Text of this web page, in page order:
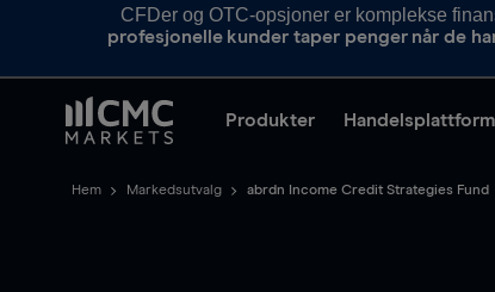
CFDer og OTC-opsjoner er komplekse
profesjonelle kunder taper penger når de
Produkter Handelsplattform
Hem Markedsutvalg abrdn Income Credit Strategies Fund